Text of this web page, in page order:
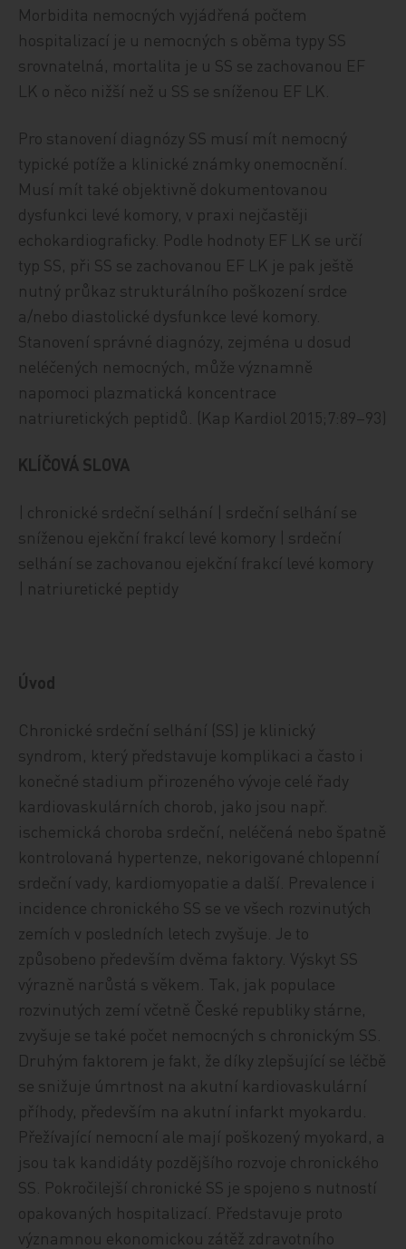
Morbidita nemocných vyjádřená počtem
hospitalizací je u nemocných s oběma typy SS
srovnatelná, mortalita je u SS se zachovanou EF
LK o něco nižší než u SS se sníženou EF LK.
Pro stanovení diagnózy SS musí mít nemocný
typické potíže a klinické známky onemocnění.
Musí mít také objektivně dokumentovanou
dysfunkci levé komory, v praxi nejčastěji
echokardiograficky. Podle hodnoty EF LK se určí
typ SS, při SS se zachovanou EF LK je pak ještě
nutný průkaz strukturálního poškození srdce
a/nebo diastolické dysfunkce levé komory.
Stanovení správné diagnózy, zejména u dosud
neléčených nemocných, může významně
napomoci plazmatická koncentrace
natriuretických peptidů. (Kap Kardiol 2015;7:89–93)
KLÍČOVÁ SLOVA
| chronické srdeční selhání | srdeční selhání se
sníženou ejekční frakcí levé komory | srdeční
selhání se zachovanou ejekční frakcí levé komory
| natriuretické peptidy
Úvod
Chronické srdeční selhání (SS) je klinický
syndrom, který představuje komplikaci a často i
konečné stadium přirozeného vývoje celé řady
kardiovaskulárních chorob, jako jsou např.
ischemická choroba srdeční, neléčená nebo špatně
kontrolovaná hypertenze, nekorigované chlopenní
srdeční vady, kardiomyopatie a další. Prevalence i
incidence chronického SS se ve všech rozvinutých
zemích v posledních letech zvyšuje. Je to
způsobeno především dvěma faktory. Výskyt SS
výrazně narůstá s věkem. Tak, jak populace
rozvinutých zemí včetně České republiky stárne,
zvyšuje se také počet nemocných s chronickým SS.
Druhým faktorem je fakt, že díky zlepšující se léčbě
se snižuje úmrtnost na akutní kardiovaskulární
příhody, především na akutní infarkt myokardu.
Přežívající nemocní ale mají poškozený myokard, a
jsou tak kandidáty pozdějšího rozvoje chronického
SS. Pokročilejší chronické SS je spojeno s nutností
opakovaných hospitalizací. Představuje proto
významnou ekonomickou zátěž zdravotního